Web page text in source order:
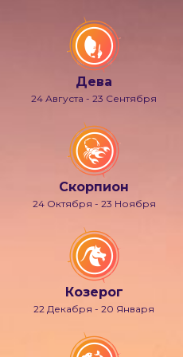
Дева
24 Августа - 23 Сентября
Скорпион
24 Октября - 23 Ноября
Козерог
22 Декабря - 20 Января